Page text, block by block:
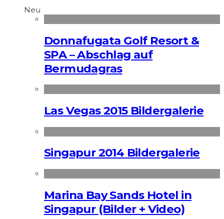
Neu
Donnafugata Golf Resort &
SPA – Abschlag auf
Bermudagras
Las Vegas 2015 Bildergalerie
Singapur 2014 Bildergalerie
Marina Bay Sands Hotel in
Singapur (Bilder + Video)